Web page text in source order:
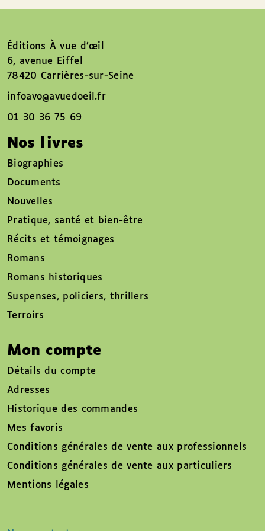
Éditions À vue d’œil
6, avenue Eiffel
78420 Carrières-sur-Seine
infoavo@avuedoeil.fr
01 30 36 75 69
Nos livres
Biographies
Documents
Nouvelles
Pratique, santé et bien-être
Récits et témoignages
Romans
Romans historiques
Suspenses, policiers, thrillers
Terroirs
Mon compte
Détails du compte
Adresses
Historique des commandes
Mes favoris
Conditions générales de vente aux professionnels
Conditions générales de vente aux particuliers
Mentions légales